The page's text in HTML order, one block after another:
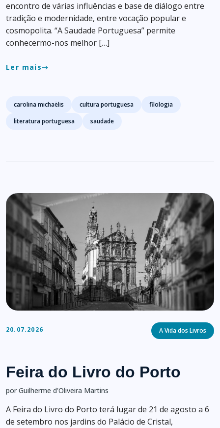
encontro de várias influências e base de diálogo entre
tradição e modernidade, entre vocação popular e
cosmopolita. “A Saudade Portuguesa” permite
conhecermo-nos melhor […]
Ler maiseast
Tags
carolina michaëlis cultura portuguesa
filologia
literatura portuguesa
saudade
20.07.2026 Categories
A Vida dos Livros
Feira do Livro do Porto
por Guilherme d'Oliveira Martins
A Feira do Livro do Porto terá lugar de 21 de agosto a 6
de setembro nos jardins do Palácio de Cristal,